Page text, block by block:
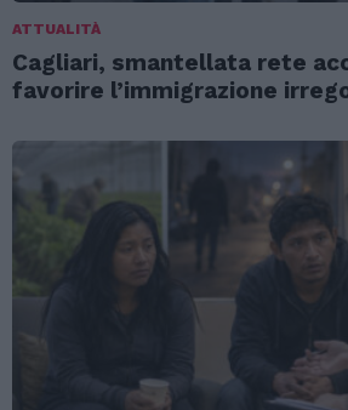
ATTUALITÀ
Cagliari, smantellata rete
favorire l’immigrazione